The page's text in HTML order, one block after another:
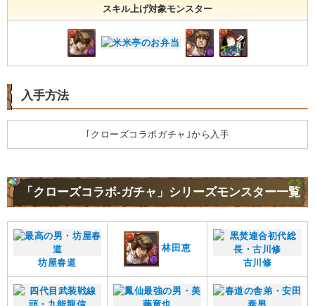
スキル上げ対象モンスター
入手方法
｢クローズコラボガチャ｣から入手
「クローズコラボ-ガチャ」シリーズモンスター一覧
坊屋春道
林田恵
古川修